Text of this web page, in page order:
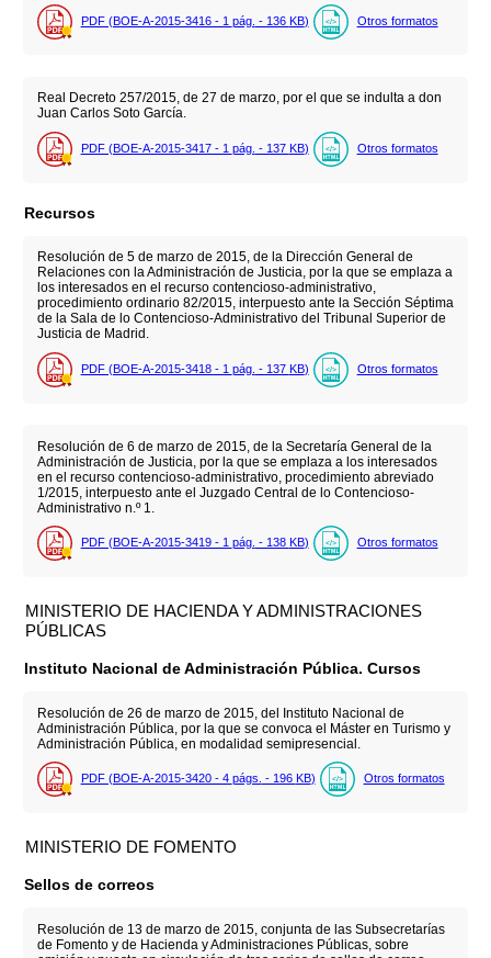
PDF (BOE-A-2015-3416 - 1 pág. - 136 KB) Otros formatos
Real Decreto 257/2015, de 27 de marzo, por el que se indulta a don
Juan Carlos Soto García.
PDF (BOE-A-2015-3417 - 1 pág. - 137 KB) Otros formatos
Recursos
Resolución de 5 de marzo de 2015, de la Dirección General de
Relaciones con la Administración de Justicia, por la que se emplaza a
los interesados en el recurso contencioso-administrativo,
procedimiento ordinario 82/2015, interpuesto ante la Sección Séptima
de la Sala de lo Contencioso-Administrativo del Tribunal Superior de
Justicia de Madrid.
PDF (BOE-A-2015-3418 - 1 pág. - 137 KB) Otros formatos
Resolución de 6 de marzo de 2015, de la Secretaría General de la
Administración de Justicia, por la que se emplaza a los interesados
en el recurso contencioso-administrativo, procedimiento abreviado
1/2015, interpuesto ante el Juzgado Central de lo Contencioso-
Administrativo n.º 1.
PDF (BOE-A-2015-3419 - 1 pág. - 138 KB) Otros formatos
MINISTERIO DE HACIENDA Y ADMINISTRACIONES
PÚBLICAS
Instituto Nacional de Administración Pública. Cursos
Resolución de 26 de marzo de 2015, del Instituto Nacional de
Administración Pública, por la que se convoca el Máster en Turismo y
Administración Pública, en modalidad semipresencial.
PDF (BOE-A-2015-3420 - 4 págs. - 196 KB) Otros formatos
MINISTERIO DE FOMENTO
Sellos de correos
Resolución de 13 de marzo de 2015, conjunta de las Subsecretarías
de Fomento y de Hacienda y Administraciones Públicas, sobre